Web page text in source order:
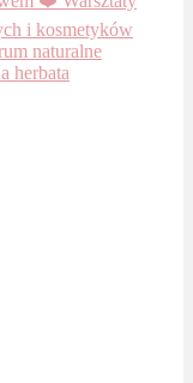
herbata